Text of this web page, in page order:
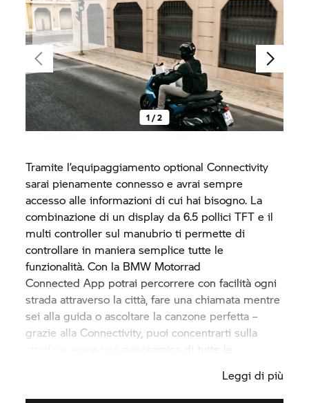
1 / 2
Tramite l’equipaggiamento optional Connectivity
sarai pienamente connesso e avrai sempre
accesso alle informazioni di cui hai bisogno. La
combinazione di un display da 6.5 pollici TFT e il
multi controller sul manubrio ti permette di
controllare in maniera semplice tutte le
funzionalità. Con la BMW Motorrad
Connected App potrai percorrere con facilità ogni
strada attraverso la città, fare una chiamata mentre
sei alla guida o ascoltare la canzone perfetta –
grazie alla Connectivity, puoi concentrarti sulla
strada e avere una panoramica di tutte le
Leggi di più